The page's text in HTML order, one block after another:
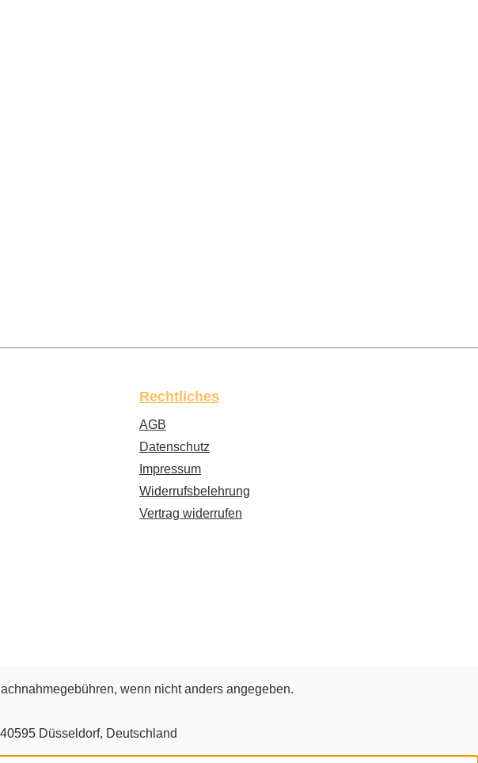
Rechtliches
AGB
Datenschutz
Impressum
Widerrufsbelehrung
Vertrag widerrufen
wenn nicht anders angegeben.
Düsseldorf, Deutschland